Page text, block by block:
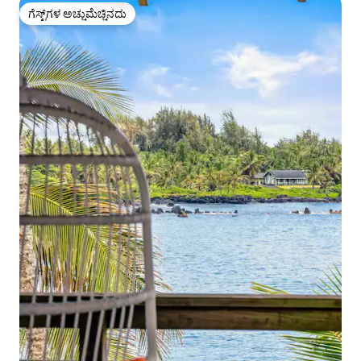
ಗೆಸ್ಟ್‌ಗಳ ಅಚ್ಚುಮೆಚ್ಚಿನದು
ಗೆಸ್ಟ್‌ಗಳ ಅಚ್ಚುಮೆಚ್ಚಿನದು